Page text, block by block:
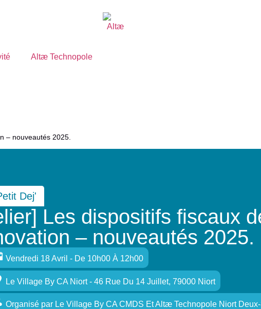
Altæ Technopole
– nouveautés 2025.
Dej'
Les dispositifs fiscaux
– nouveautés 2025.
Vendredi 18 Avril - De 10h00 À 12h00
Le Village By CA Niort - 46 Rue Du 14 Juillet, 79000 Niort
Organisé par Le Village By CA CMDS Et Altæ Technopole Niort